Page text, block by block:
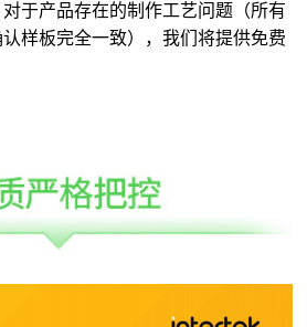
于产品存在的制作工艺问题（所有
样板完全一致），我们将提供免费